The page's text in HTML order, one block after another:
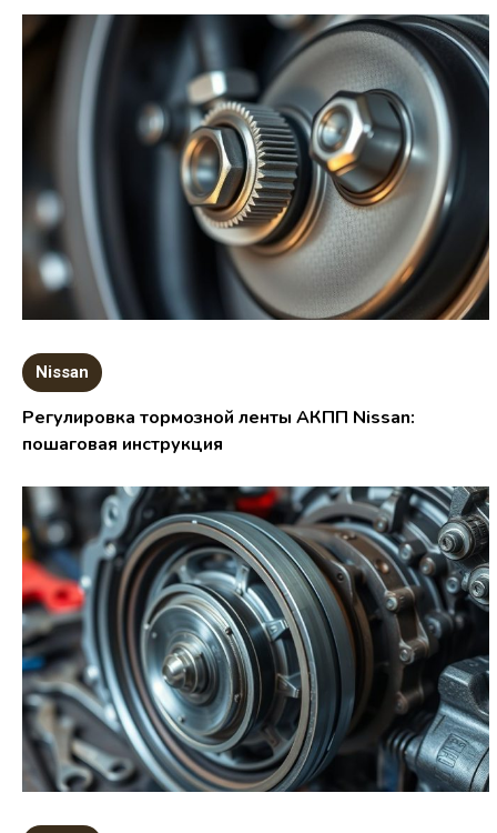
Nissan
Регулировка тормозной ленты АКПП Nissan:
пошаговая инструкция